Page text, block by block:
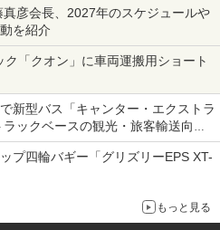
彦会長、2027年のスケジュールや
を紹介
「クオン」に車両運搬用ショート
新型バス「キャンター・エクストラ
ックベースの観光・旅客輸送向け
プ四輪バギー「グリズリーEPS XT-
もっと見る